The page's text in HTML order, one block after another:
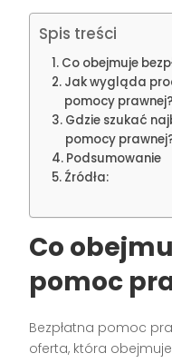
Spis treści
Co obejmuje
Jak wygląda
pomocy prawnej?
Gdzie szukać
pomocy
Podsumowanie
Źródła:
Co
pomoc
Bezpłatna pomoc
oferta, która